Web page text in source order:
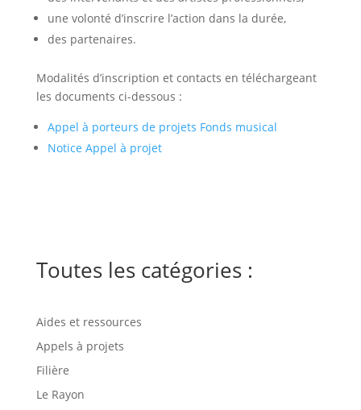
une volonté d’inscrire l’action dans la durée,
des partenaires.
Modalités d’inscription et contacts en téléchargeant
les documents ci-dessous :
Appel à porteurs de projets Fonds musical
Notice Appel à projet
Toutes les catégories :
Aides et ressources
Appels à projets
Filière
Le Rayon